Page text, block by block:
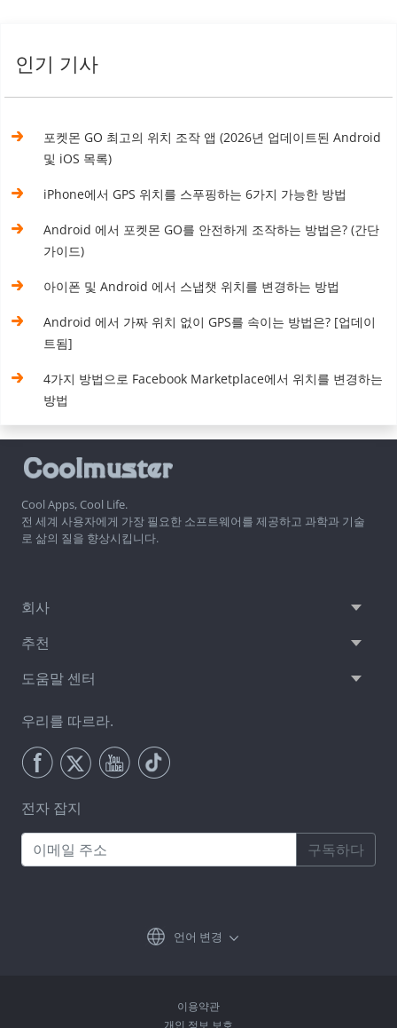
인기 기사
포켓몬 GO 최고의 위치 조작 앱 (2026년 업데이트된 Android
및 iOS 목록)
iPhone에서 GPS 위치를 스푸핑하는 6가지 가능한 방법
Android 에서 포켓몬 GO를 안전하게 조작하는 방법은? (간단
가이드)
아이폰 및 Android 에서 스냅챗 위치를 변경하는 방법
Android 에서 가짜 위치 없이 GPS를 속이는 방법은? [업데이
트됨]
4가지 방법으로 Facebook Marketplace에서 위치를 변경하는
방법
Cool Apps, Cool Life.
전 세계 사용자에게 가장 필요한 소프트웨어를 제공하고 과학과 기술
로 삶의 질을 향상시킵니다.
회사
추천
도움말 센터
우리를 따르라.
전자 잡지
구독하다
언어 변경
이용약관